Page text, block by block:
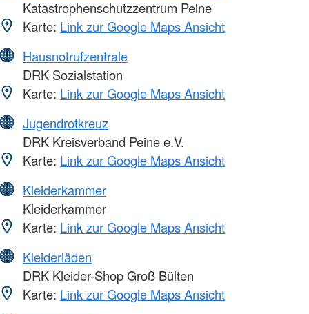
Katastrophenschutzzentrum Peine
Karte: Link zur Google Maps Ansicht
Hausnotrufzentrale
DRK Sozialstation
Karte: Link zur Google Maps Ansicht
Jugendrotkreuz
DRK Kreisverband Peine e.V.
Karte: Link zur Google Maps Ansicht
Kleiderkammer
Kleiderkammer
Karte: Link zur Google Maps Ansicht
Kleiderläden
DRK Kleider-Shop Groß Bülten
Karte: Link zur Google Maps Ansicht